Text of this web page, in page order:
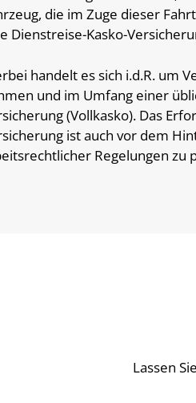
die im Zuge dieser
Dienstreise-Kasko-
handelt es sich i.d.R. um
und im Umfang einer
(Vollkasko). Das
ist auch vor dem
Regelungen zu
Lassen